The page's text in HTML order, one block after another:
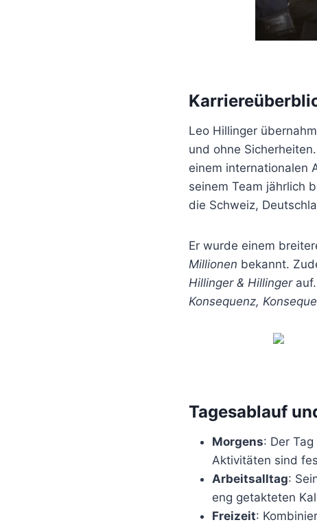
Leo Hillinger
und ohne
einem internationalen
seinem Team jährlich
die Schweiz,
Er wurde einem
Millionen bekannt.
Hillinger & Hillingerauf.
Konsequenz,
Tagesablauf
Morgens: Der
Aktivitäten sind
Arbeitsalltag:
eng getakteten
Freizeit: